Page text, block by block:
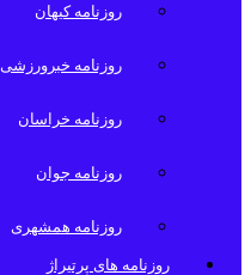
روزنامه کیهان
روزنامه خبرورزشی
روزنامه خراسان
روزنامه جوان
روزنامه همشهری
روزنامه های پرتیراژ